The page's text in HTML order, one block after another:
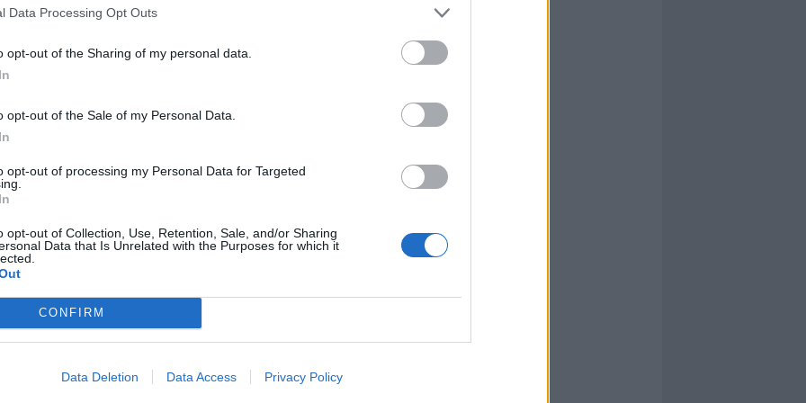
Data Processing Opt Outs
opt-out of the Sharing of my personal data.
opt-out of the Sale of my Personal Data.
opt-out of processing my Personal Data for Targeted
opt-out of Collection, Use, Retention, Sale, and/or Sharing
Data that Is Unrelated with the Purposes for which it
CONFIRM
Data Deletion Data Access Privacy Policy
Alarm Phone ha confermato che
hanno ignorato un’altra chiamata
un gruppo di migranti in difficoltà nella
e soccorso maltese. Alarm Phone è
riguardo una piccola imbarcazione con
a bordo e ha informato le autorità maltesi.
che una nave mercantile era nella
ma è ripartita e ha accusato le
di non assistere i migranti in